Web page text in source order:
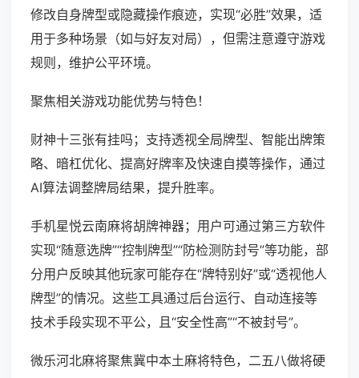
修改自身牌型或隐藏操作痕迹，实现“必胜”效果，适
用于多种场景（如与好友对局），但需注意遵守游戏
规则，维护公平环境。
聚焦相关游戏功能优势与特色！
财神十三张有挂吗；支持透视全局牌型、智能出牌策
略、暗杠优化、提高好牌率及快速自摸等操作，通过
AI算法调整牌局结果，提升胜率。
手机星悦云南麻将胡牌神器；用户可通过第三方软件
实现“随意选牌”“控制牌型”“防检测防封号”等功能，部
分用户反映其他玩家可能存在“牌特别好”或“透视他人
牌型”的情况。这些工具通过后台运行、自动连接等
技术手段实现不平公，且“安全性高”“不被封号”。
微乐河北麻将聚焦冀中本土麻将特色，二五八做将硬